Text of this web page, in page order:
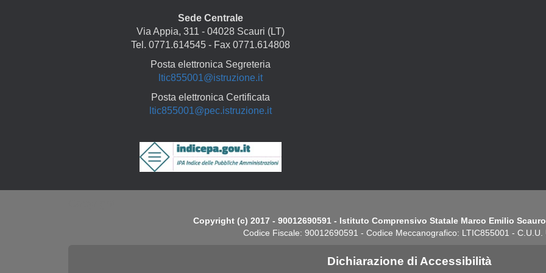
Sede Centrale
Via Appia, 311 - 04028 Scauri (LT)
Tel. 0771.614545 - Fax 0771.614808
Posta elettronica Segreteria
ltic855001@istruzione.it
Posta elettronica Certificata
ltic855001@pec.istruzione.it
Copyright (c) 2017 - 90012690591 - Istituto Comprensivo Statale Marco Emilio
Codice Fiscale: 90012690591 - Codice Meccanografico: LTIC855001 - C.U.U.
Dichiarazione di Accessibilità